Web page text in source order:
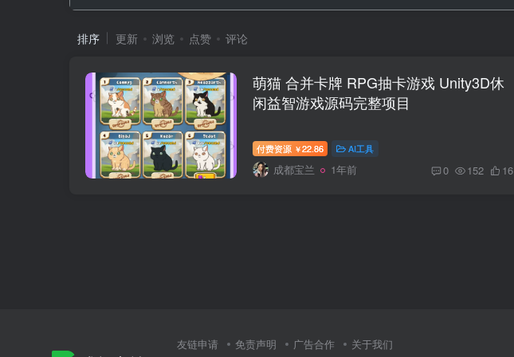
排序 更新 浏览 点赞 评论
萌猫 合并卡牌 RPG抽卡游戏 Unity3D休
闲益智游戏源码完整项目
付费资源 ￥22.86 AI工具
成都宝兰 1年前 0 152 16
友链申请 免责声明 广告合作 关于我们